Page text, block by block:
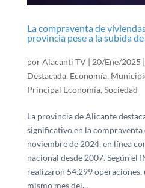
La compraventa de
provincia pese a la subida
porAlacanti TV| 20/Ene/2025 |
Destacada, Economía,
Principal Economía, Sociedad
La provincia de Alicante
significativo en la compraventa
noviembre de 2024, en línea
nacional desde 2007. Según el
realizaron 54.299 operaciones,
mismo mes del...